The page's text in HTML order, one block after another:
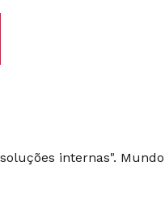
internas".